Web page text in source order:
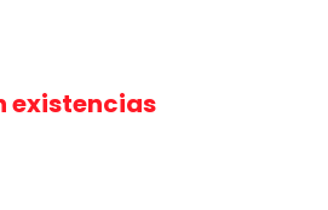
existencias